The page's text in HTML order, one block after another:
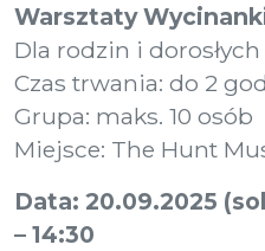
Warsztaty
Dla rodzin i dorosłych
Czas trwania: do 2
Grupa: maks. 10 osób
Miejsce: The Hunt
Data: 20.09.2025
– 14:30